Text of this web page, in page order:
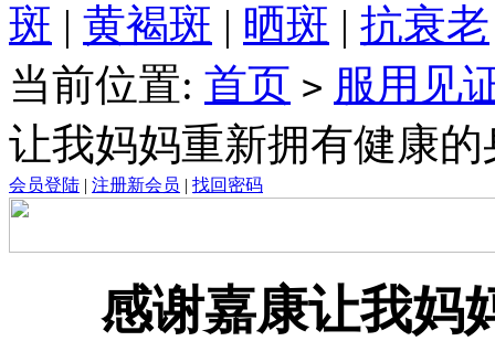
斑 | 黄褐斑 | 晒斑 | 抗衰老
当前位置: 首页 > 服用见
让我妈妈重新拥有健康的
会员登陆 | 注册新会员 | 找回密码
感谢嘉康让我妈